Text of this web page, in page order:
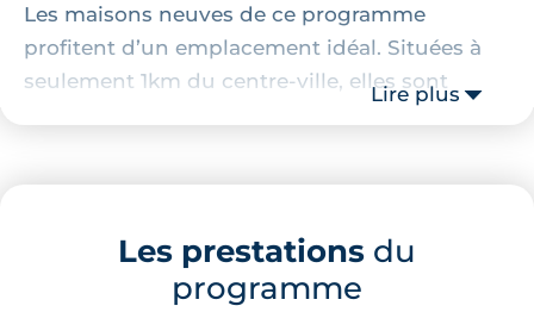
Les maisons neuves de ce programme
profitent d’un emplacement idéal. Situées à
seulement 1km du centre-ville, elles sont
entourées de nombreuses commodités. Pour
villas sont à proximité d’espaces verts ainsi
Descriptif de la résidence
Lire plus
Les prestations du
programme